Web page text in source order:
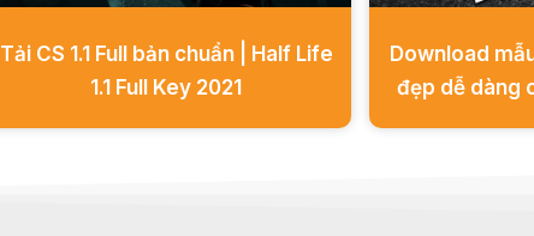
Tải CS 1.1 Full bản chuẩn | Half Life
1.1 Full Key 2021
Download
đẹp dễ dàng